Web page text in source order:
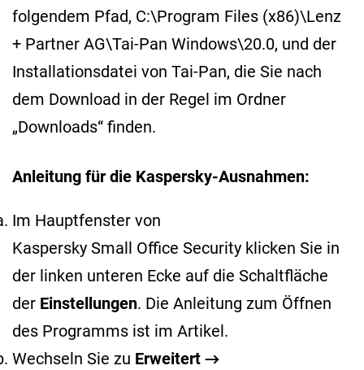
folgendem Pfad, C:\Program Files (x86)\Lenz
+ Partner AG\Tai-Pan Windows\20.0, und der
Installationsdatei von Tai-Pan, die Sie nach
dem Download in der Regel im Ordner
„Downloads“ finden.
Anleitung für die Kaspersky-Ausnahmen:
Im Hauptfenster von
Kaspersky Small Office Security klicken Sie in
der linken unteren Ecke auf die Schaltfläche
der Einstellungen. Die Anleitung zum Öffnen
des Programms ist im Artikel.
Wechseln Sie zu Erweitert →